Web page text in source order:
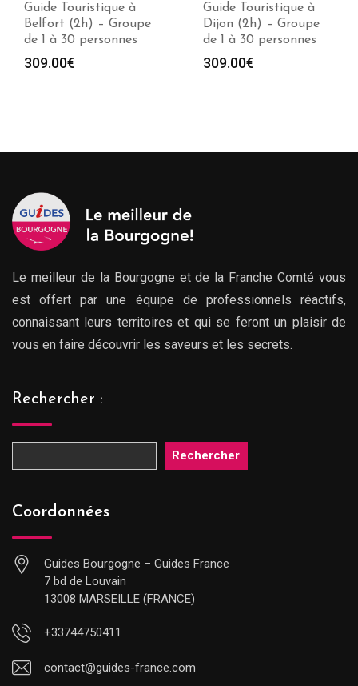
Guide Touristique à
Belfort (2h) – Groupe
de 1 à 30 personnes
309.00€
Guide Touristique à
Dijon (2h) – Groupe
de 1 à 30 personnes
309.00€
Le meilleur de la Bourgogne et de la Franche Comté vous
est offert par une équipe de professionnels réactifs,
connaissant leurs territoires et qui se feront un plaisir de
vous en faire découvrir les saveurs et les secrets.
Rechercher :
Rechercher
Coordonnées
Guides Bourgogne – Guides France
7 bd de Louvain
13008 MARSEILLE (FRANCE)
+33744750411
contact@guides-france.com